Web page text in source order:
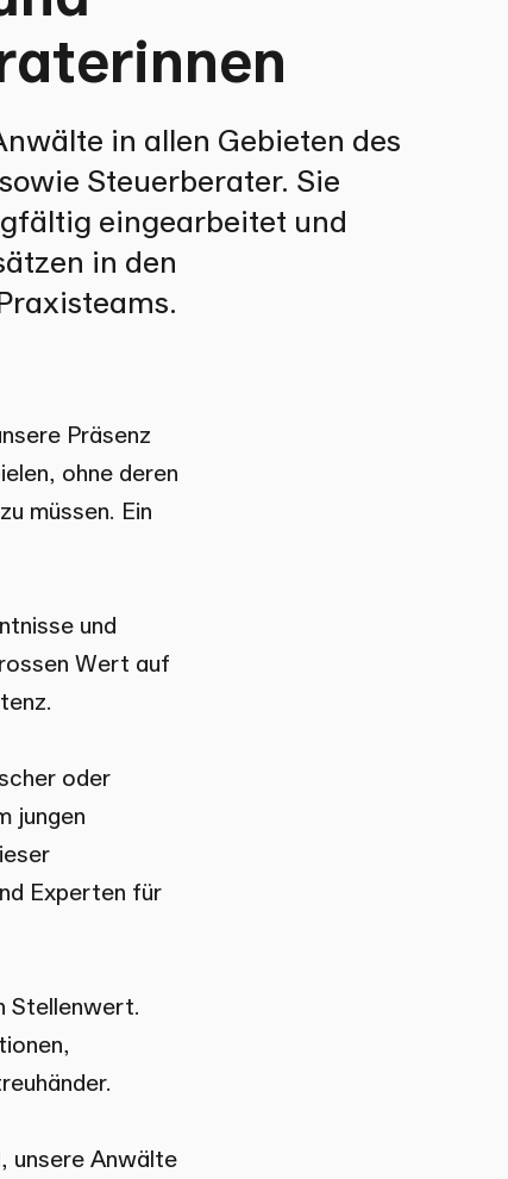
in allen Gebieten des
Steuerberater. Sie
eingearbeitet und
in den
Präsenz
ohne deren
müssen. Ein
und
Wert auf
oder
jungen
Experten für
Stellenwert.
unsere Anwälte